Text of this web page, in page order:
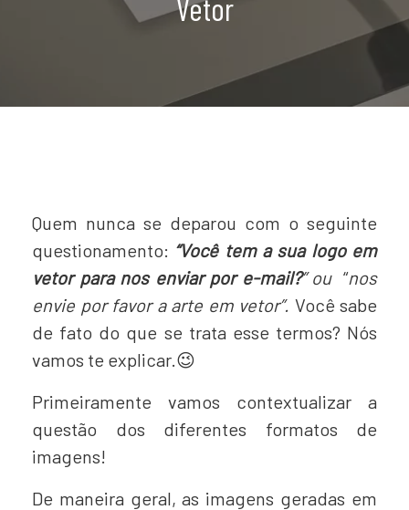
Vetor
Quem nunca se deparou com o seguinte
questionamento: “Você tem a sua logo em
vetor para nos enviar por e-mail?” ou “nos
envie por favor a arte em vetor”. Você sabe
de fato do que se trata esse termos? Nós
vamos te explicar.😉
Primeiramente vamos contextualizar a
questão dos diferentes formatos de
imagens!
De maneira geral, as imagens geradas em